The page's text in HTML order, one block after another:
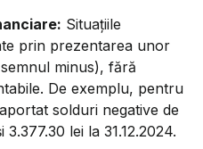
Situațiile
prin prezentarea unor
minus), fără
De exemplu, pentru
solduri negative de
3.377.30 lei la 31.12.2024.